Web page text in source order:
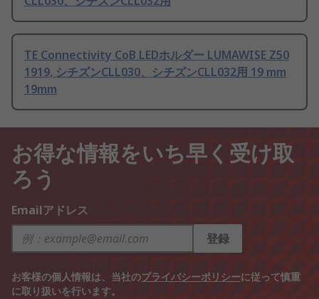
TE Connectivity CoB LEDホルダー LUMAWISE Z50
1919, シチズンCLL030、シチズンCLL032用 19 mm
19mm
お得な情報をいち早く受け取
ろう
Emailアドレス
登録
お客様の個人情報は、当社のプライバシーポリシーに従って慎重
に取り扱いを行います。